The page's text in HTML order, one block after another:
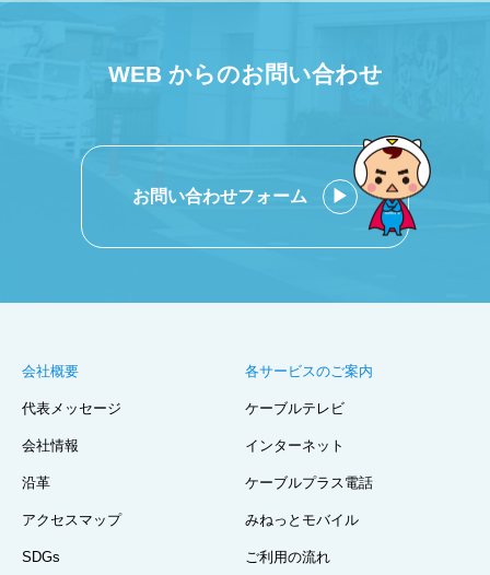
WEB からのお問い合わせ
お問い合わせフォーム
会社概要
代表メッセージ
会社情報
沿革
アクセスマップ
SDGs
各サービスのご案内
ケーブルテレビ
インターネット
ケーブルプラス電話
みねっとモバイル
ご利用の流れ